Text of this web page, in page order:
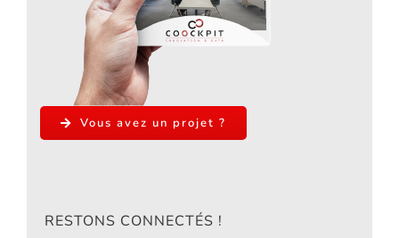
Vous avez un projet ?
RESTONS CONNECTÉS !